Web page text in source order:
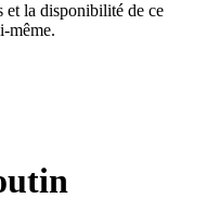
et la disponibilité de ce
même.